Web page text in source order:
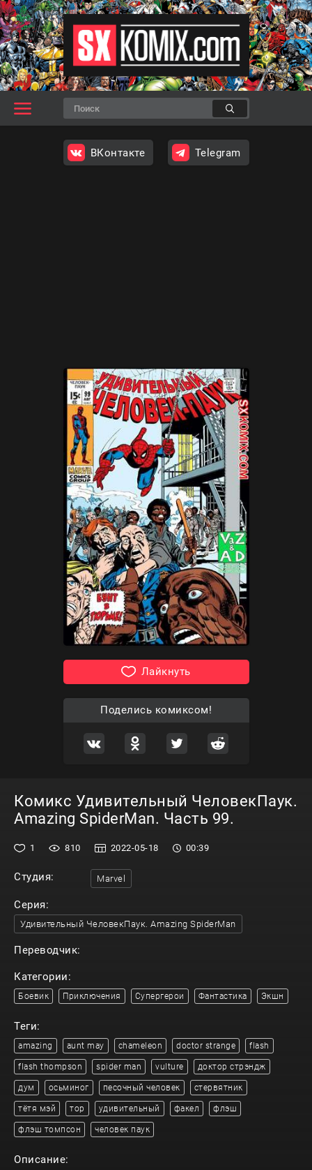
ВКонтакте Telegram
Лайкнуть
Поделись комиксом!
Комикс Удивительный ЧеловекПаук.
Amazing SpiderMan. Часть 99.
1 810 2022-05-18 00:39
Студия: Marvel
Серия:
Удивительный ЧеловекПаук. Amazing SpiderMan
Переводчик:
Категории:
Боевик Приключения Супергерои Фантастика Экшн
Теги:
amazing aunt may chameleon doctor strange flash
flash thompson spider man vulture доктор стрэндж
дум осьминог песочный человек стервятник
тётя мэй тор удивительный факел флэш
флэш томпсон человек паук
Описание: